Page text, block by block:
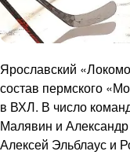
Ярославский
состав пермского
в ВХЛ. В число
Малявин и
Алексей Эльблаус и